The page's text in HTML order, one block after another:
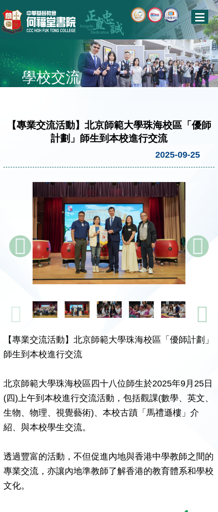
學校交流
【專業交流活動】北京師範大學珠海校區「優師
計劃」師生到本校進行交流
2025-09-25
【專業交流活動】北京師範大學珠海校區「優師計劃」
師生到本校進行交流
北京師範大學珠海校區四十八位師生於2025年9月25日
(四)上午到本校進行交流活動，包括觀課(數學、英文、
生物、物理、視覺藝術)、本校古蹟「馬禮遜樓」介
紹、與本校學生交流。
透過豐富的活動，不但促進內地與香港中學教師之間的
專業交流，亦讓內地準教師了解香港的教育體系和學校
文化。